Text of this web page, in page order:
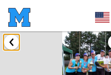
Januar 2018
Open des rois de